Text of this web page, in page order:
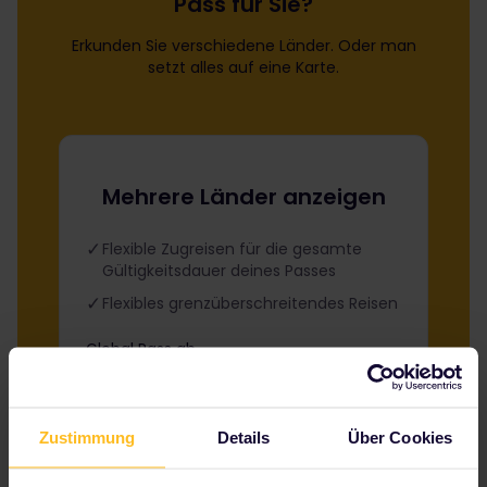
Zustimmung Details Über Cookies
Erkunden Sie verschiedene Länder. Oder man
setzt alles auf eine Karte.
Mehrere Länder anzeigen
Flexible Zugreisen für die gesamte
Gültigkeitsdauer deines Passes
Flexibles grenzüberschreitendes Reisen
Global Pass ab